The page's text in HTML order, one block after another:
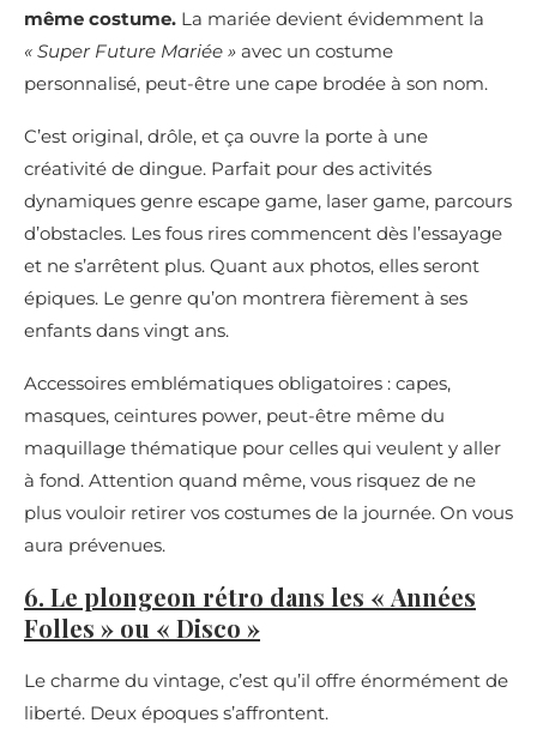
même costume. La mariée devient évidemment la
« Super Future Mariée » avec un costume
personnalisé, peut-être une cape brodée à son nom.
C’est original, drôle, et ça ouvre la porte à une
créativité de dingue. Parfait pour des activités
dynamiques genre escape game, laser game, parcours
d’obstacles. Les fous rires commencent dès l’essayage
et ne s’arrêtent plus. Quant aux photos, elles seront
épiques. Le genre qu’on montrera fièrement à ses
enfants dans vingt ans.
Accessoires emblématiques obligatoires : capes,
masques, ceintures power, peut-être même du
maquillage thématique pour celles qui veulent y aller
à fond. Attention quand même, vous risquez de ne
plus vouloir retirer vos costumes de la journée. On vous
aura prévenues.
6. Le plongeon rétro dans les « Années
Folles » ou « Disco »
Le charme du vintage, c’est qu’il offre énormément de
liberté. Deux époques s’affrontent.